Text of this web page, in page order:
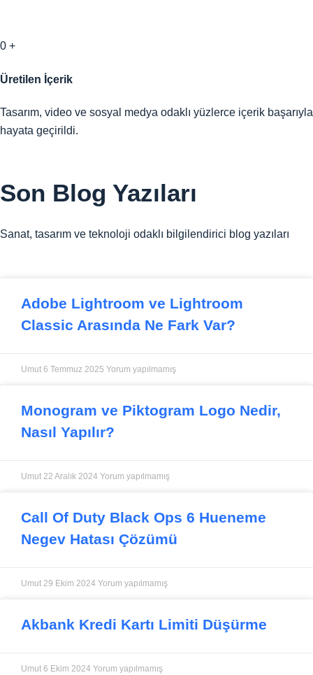
0 +
Üretilen İçerik
Tasarım, video ve sosyal medya odaklı yüzlerce içerik başarıyla
hayata geçirildi.
Son Blog Yazıları
Sanat, tasarım ve teknoloji odaklı bilgilendirici blog yazıları
Adobe Lightroom ve Lightroom
Classic Arasında Ne Fark Var?
Umut 6 Temmuz 2025 Yorum yapılmamış
Monogram ve Piktogram Logo Nedir,
Nasıl Yapılır?
Umut 22 Aralık 2024 Yorum yapılmamış
Call Of Duty Black Ops 6 Hueneme
Negev Hatası Çözümü
Umut 29 Ekim 2024 Yorum yapılmamış
Akbank Kredi Kartı Limiti Düşürme
Umut 6 Ekim 2024 Yorum yapılmamış